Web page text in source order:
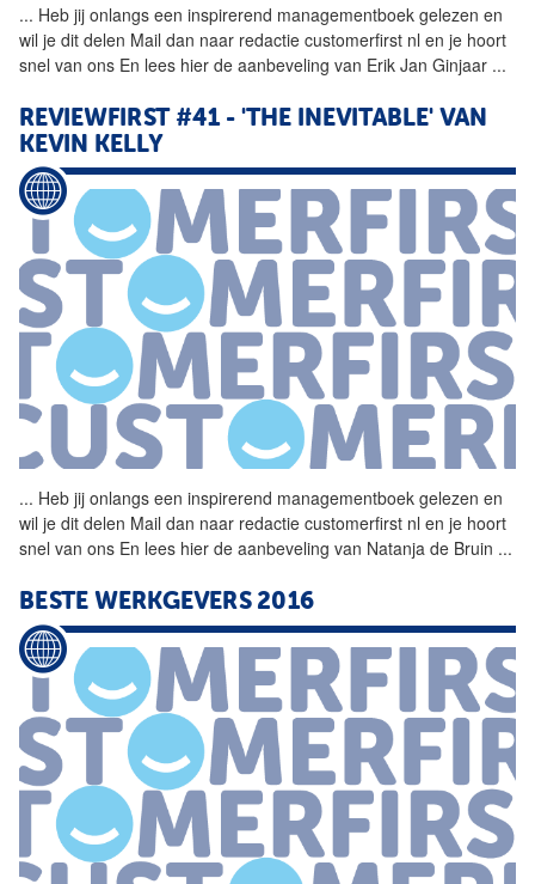
... Heb jij onlangs een inspirerend managementboek gelezen en
wil je dit delen Mail dan naar redactie customerfirst nl en je hoort
snel van ons En lees hier de aanbeveling van Erik Jan Ginjaar ...
REVIEWFIRST #41 - 'THE INEVITABLE' VAN
KEVIN KELLY
... Heb jij onlangs een inspirerend managementboek gelezen en
wil je dit delen Mail dan naar redactie customerfirst nl en je hoort
snel van ons En lees hier de aanbeveling van Natanja de Bruin ...
BESTE WERKGEVERS 2016